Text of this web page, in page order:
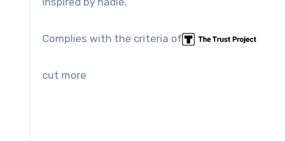
Complies with the criteria of
cut more